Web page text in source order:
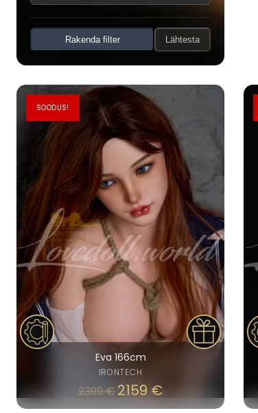
Rakenda filter Lähtesta
SOODUS!
Eva 166cm
IRONTECH
2399€2159€